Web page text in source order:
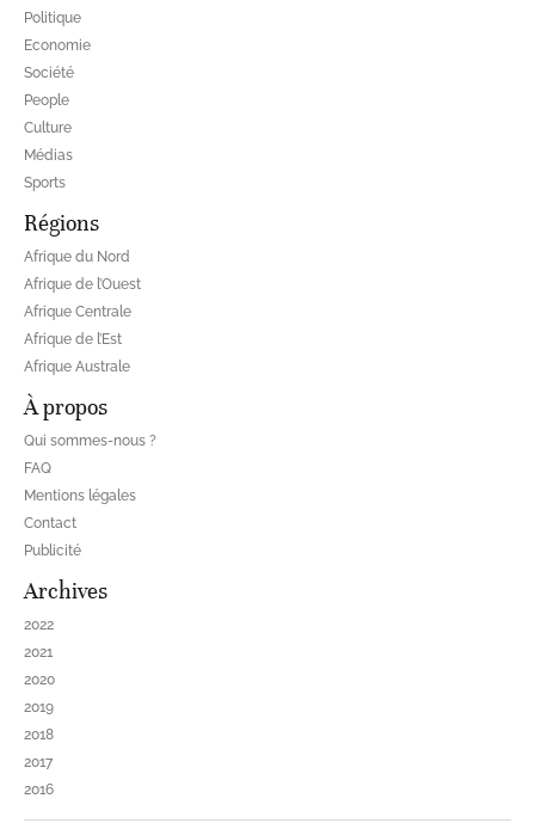
Politique
Economie
Société
People
Culture
Médias
Sports
Régions
Afrique du Nord
Afrique de l’Ouest
Afrique Centrale
Afrique de l’Est
Afrique Australe
À propos
Qui sommes-nous ?
FAQ
Mentions légales
Contact
Publicité
Archives
2022
2021
2020
2019
2018
2017
2016